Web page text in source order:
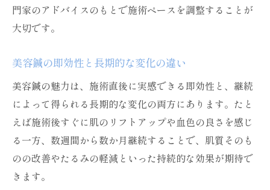
門家のアドバイスのもとで施術ペースを調整することが
大切です。
美容鍼の即効性と長期的な変化の違い
美容鍼の魅力は、施術直後に実感できる即効性と、継続
によって得られる長期的な変化の両方にあります。たと
えば施術後すぐに肌のリフトアップや血色の良さを感じ
る一方、数週間から数か月継続することで、肌質そのも
のの改善やたるみの軽減といった持続的な効果が期待で
きます。